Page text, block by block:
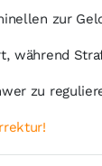
zur
während
zu